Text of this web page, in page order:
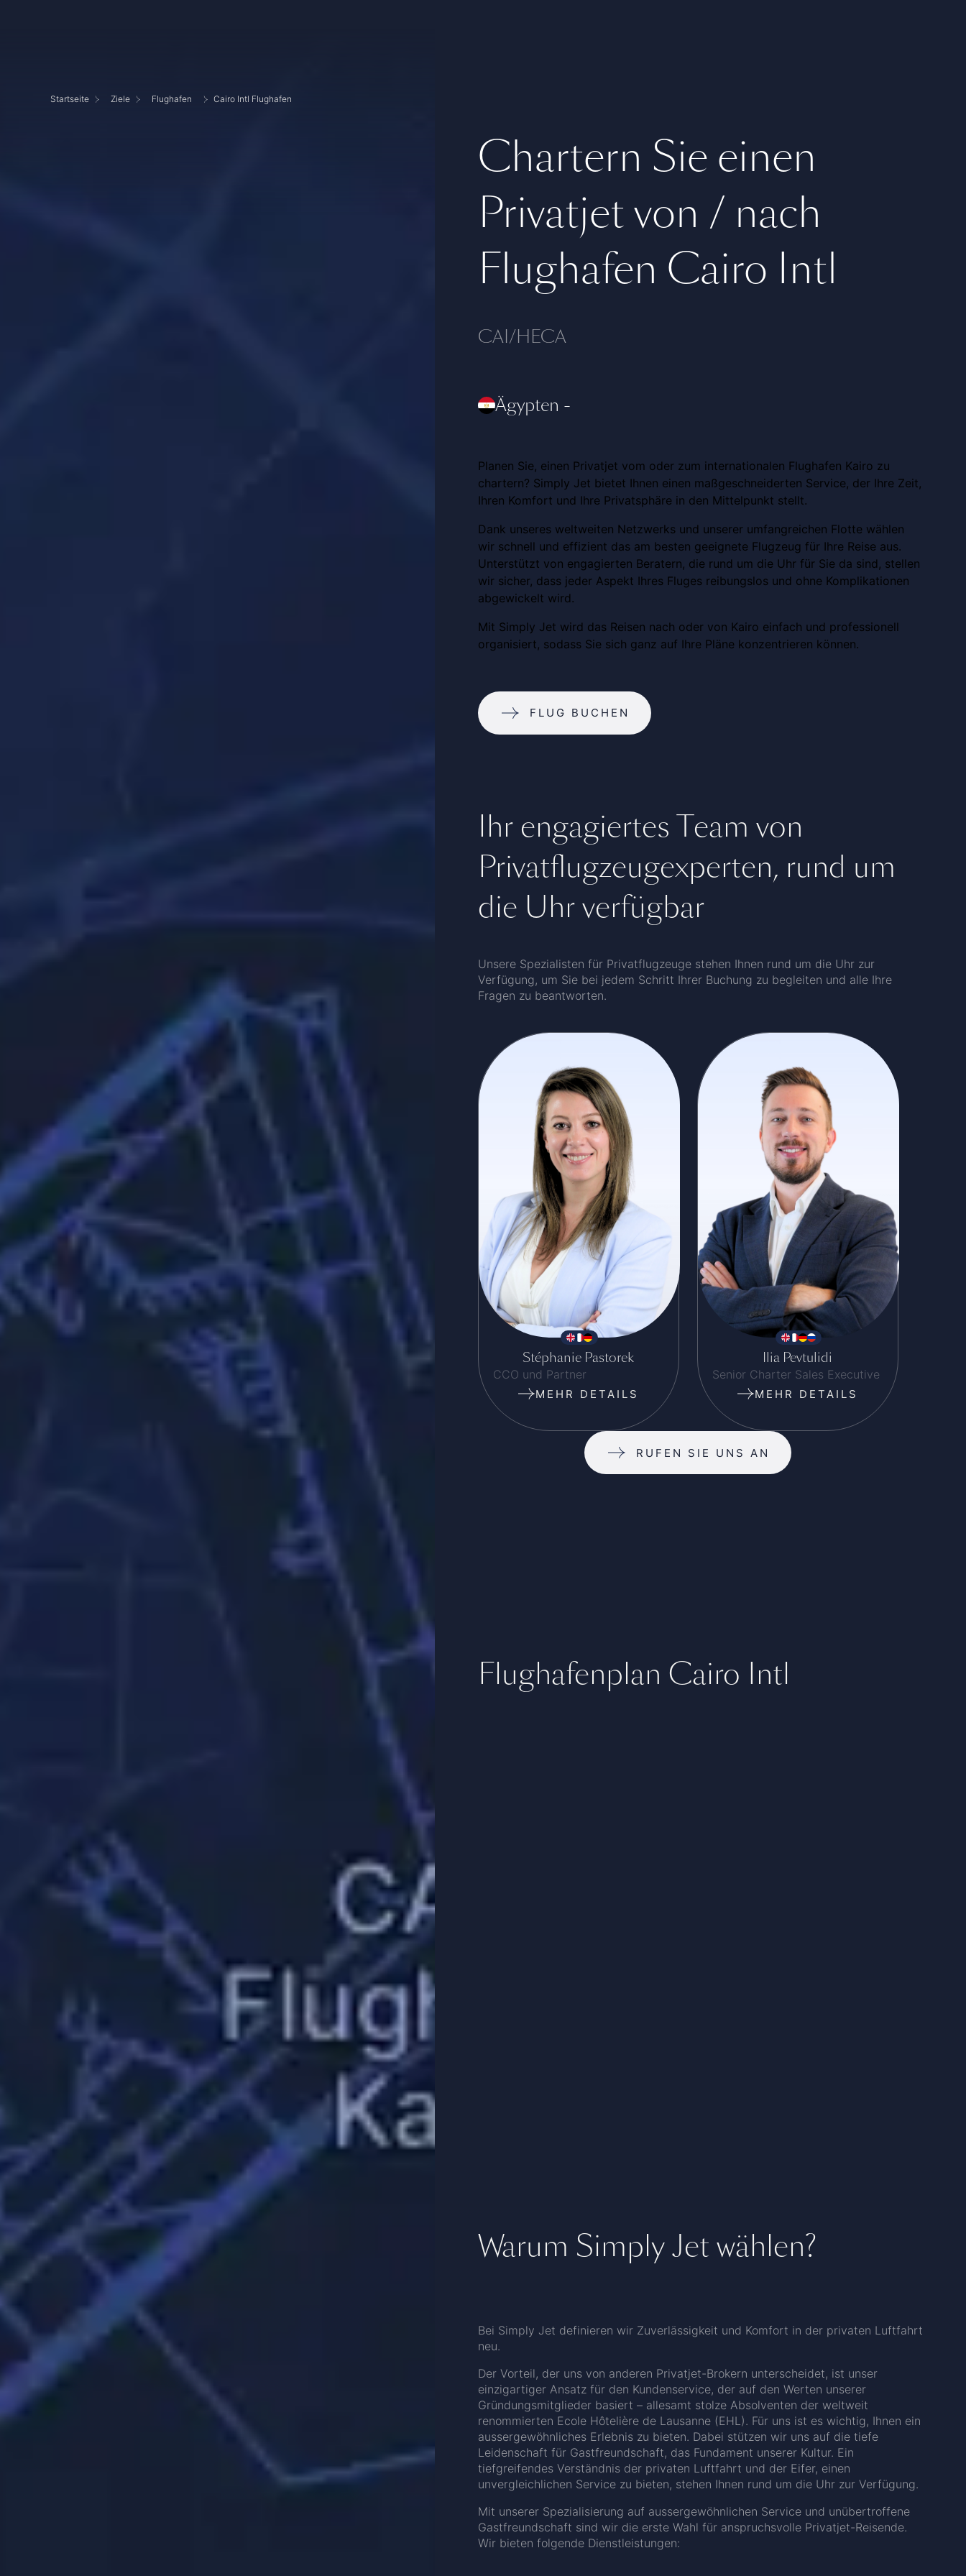
Startseite Ziele Flughafen Cairo Intl Flughafen
Chartern Sie einen
Privatjet von / nach
Flughafen Cairo Intl
CAI/HECA
Ägypten -
Planen Sie, einen Privatjet vom oder zum internationalen Flughafen Kairo zu
chartern? Simply Jet bietet Ihnen einen maßgeschneiderten Service, der Ihre Zeit,
Ihren Komfort und Ihre Privatsphäre in den Mittelpunkt stellt.
Dank unseres weltweiten Netzwerks und unserer umfangreichen Flotte wählen
wir schnell und effizient das am besten geeignete Flugzeug für Ihre Reise aus.
Unterstützt von engagierten Beratern, die rund um die Uhr für Sie da sind, stellen
wir sicher, dass jeder Aspekt Ihres Fluges reibungslos und ohne Komplikationen
abgewickelt wird.
Mit Simply Jet wird das Reisen nach oder von Kairo einfach und professionell
organisiert, sodass Sie sich ganz auf Ihre Pläne konzentrieren können.
FLUG BUCHEN
Ihr engagiertes Team von
Privatflugzeugexperten, rund um
die Uhr verfügbar
Unsere Spezialisten für Privatflugzeuge stehen Ihnen rund um die Uhr zur
Verfügung, um Sie bei jedem Schritt Ihrer Buchung zu begleiten und alle Ihre
Fragen zu beantworten.
Stéphanie Pastorek
CCO und Partner
MEHR DETAILS
Ilia Pevtulidi
Senior Charter Sales Executive
MEHR DETAILS
RUFEN SIE UNS AN
Flughafenplan Cairo Intl
Warum Simply Jet wählen?
Bei Simply Jet definieren wir Zuverlässigkeit und Komfort in der privaten Luftfahrt
neu.
Der Vorteil, der uns von anderen Privatjet-Brokern unterscheidet, ist unser
einzigartiger Ansatz für den Kundenservice, der auf den Werten unserer
Gründungsmitglieder basiert – allesamt stolze Absolventen der weltweit
renommierten Ecole Hôtelière de Lausanne (EHL). Für uns ist es wichtig, Ihnen ein
aussergewöhnliches Erlebnis zu bieten. Dabei stützen wir uns auf die tiefe
Leidenschaft für Gastfreundschaft, das Fundament unserer Kultur. Ein
tiefgreifendes Verständnis der privaten Luftfahrt und der Eifer, einen
unvergleichlichen Service zu bieten, stehen Ihnen rund um die Uhr zur Verfügung.
Mit unserer Spezialisierung auf aussergewöhnlichen Service und unübertroffene
Gastfreundschaft sind wir die erste Wahl für anspruchsvolle Privatjet-Reisende.
Wir bieten folgende Dienstleistungen: